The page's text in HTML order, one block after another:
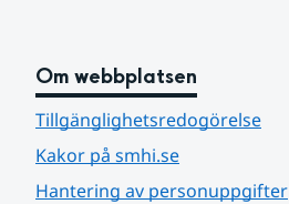
Om webbplatsen
Tillgänglighetsredogörelse
Kakor på smhi.se
Hantering av personuppgifter